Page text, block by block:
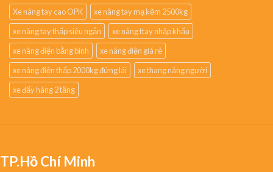
Xe nâng tay cao OPK
xe nâng tay mạ kẽm 2500kg
xe nâng tay thấp siêu ngắn
xe nâng ttay nhập khẩu
xe nâng điện bằng bình
xe nâng điện giá rẻ
xe nâng điện thấp 2000kg đứng lái
xe thang nâng người
xe đẩy hàng 2 tầng
TP.Hồ Chí Minh